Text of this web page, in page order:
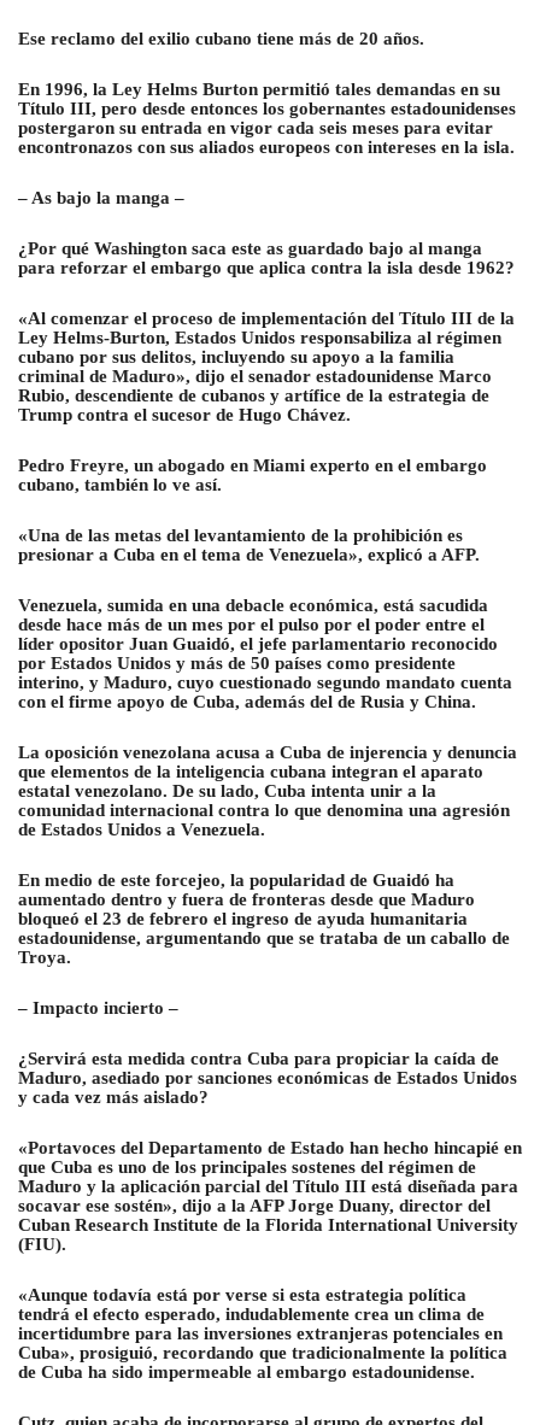
Ese reclamo del exilio cubano tiene más de 20 años.
En 1996, la Ley Helms Burton permitió tales demandas en su
Título III, pero desde entonces los gobernantes estadounidenses
postergaron su entrada en vigor cada seis meses para evitar
encontronazos con sus aliados europeos con intereses en la isla.
– As bajo la manga –
¿Por qué Washington saca este as guardado bajo al manga
para reforzar el embargo que aplica contra la isla desde 1962?
«Al comenzar el proceso de implementación del Título III de la
Ley Helms-Burton, Estados Unidos responsabiliza al régimen
cubano por sus delitos, incluyendo su apoyo a la familia
criminal de Maduro», dijo el senador estadounidense Marco
Rubio, descendiente de cubanos y artífice de la estrategia de
Trump contra el sucesor de Hugo Chávez.
Pedro Freyre, un abogado en Miami experto en el embargo
cubano, también lo ve así.
«Una de las metas del levantamiento de la prohibición es
presionar a Cuba en el tema de Venezuela», explicó a AFP.
Venezuela, sumida en una debacle económica, está sacudida
desde hace más de un mes por el pulso por el poder entre el
líder opositor Juan Guaidó, el jefe parlamentario reconocido
por Estados Unidos y más de 50 países como presidente
interino, y Maduro, cuyo cuestionado segundo mandato cuenta
con el firme apoyo de Cuba, además del de Rusia y China.
La oposición venezolana acusa a Cuba de injerencia y denuncia
que elementos de la inteligencia cubana integran el aparato
estatal venezolano. De su lado, Cuba intenta unir a la
comunidad internacional contra lo que denomina una agresión
de Estados Unidos a Venezuela.
En medio de este forcejeo, la popularidad de Guaidó ha
aumentado dentro y fuera de fronteras desde que Maduro
bloqueó el 23 de febrero el ingreso de ayuda humanitaria
estadounidense, argumentando que se trataba de un caballo de
Troya.
– Impacto incierto –
¿Servirá esta medida contra Cuba para propiciar la caída de
Maduro, asediado por sanciones económicas de Estados Unidos
y cada vez más aislado?
«Portavoces del Departamento de Estado han hecho hincapié en
que Cuba es uno de los principales sostenes del régimen de
Maduro y la aplicación parcial del Título III está diseñada para
socavar ese sostén», dijo a la AFP Jorge Duany, director del
Cuban Research Institute de la Florida International University
(FIU).
«Aunque todavía está por verse si esta estrategia política
tendrá el efecto esperado, indudablemente crea un clima de
incertidumbre para las inversiones extranjeras potenciales en
Cuba», prosiguió, recordando que tradicionalmente la política
de Cuba ha sido impermeable al embargo estadounidense.